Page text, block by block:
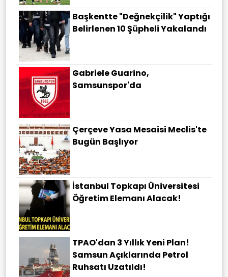
Başkentte "değnekçilik" Yaptığı
Belirlenen 10 Şüpheli Yakalandı
Gabriele Guarino,
Samsunspor'da
Çerçeve Yasa Mesaisi Meclis'te
Bugün Başlıyor
İstanbul Topkapı Üniversitesi
Öğretim Elemanı Alacak!
TPAO'dan 3 Yıllık Yeni Plan!
Samsun Açıklarında Petrol
Ruhsatı Uzatıldı!